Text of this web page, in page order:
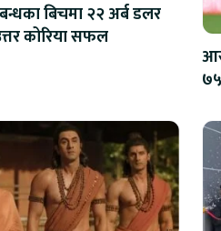
बिचमा २२ अर्ब डलर
कोरिया सफल